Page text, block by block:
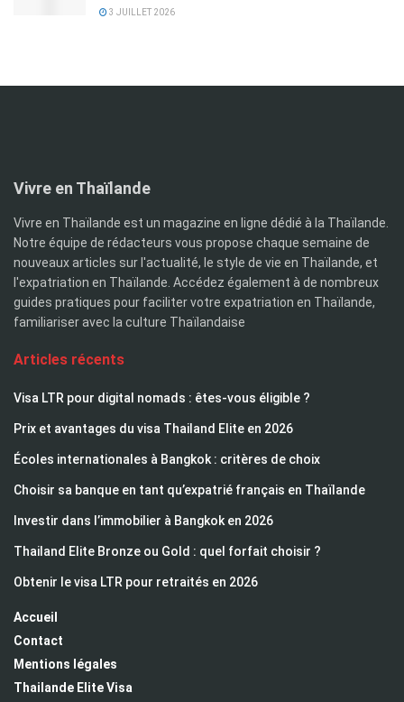
3 JUILLET 2026
Vivre en Thaïlande
Vivre en Thaïlande est un magazine en ligne dédié à la Thaïlande.
Notre équipe de rédacteurs vous propose chaque semaine de
nouveaux articles sur l'actualité, le style de vie en Thaïlande, et
l'expatriation en Thaïlande. Accédez également à de nombreux
guides pratiques pour faciliter votre expatriation en Thaïlande,
familiariser avec la culture Thaïlandaise
Articles récents
Visa LTR pour digital nomads : êtes-vous éligible ?
Prix et avantages du visa Thailand Elite en 2026
Écoles internationales à Bangkok : critères de choix
Choisir sa banque en tant qu’expatrié français en Thaïlande
Investir dans l’immobilier à Bangkok en 2026
Thailand Elite Bronze ou Gold : quel forfait choisir ?
Obtenir le visa LTR pour retraités en 2026
Accueil
Contact
Mentions légales
Thailande Elite Visa